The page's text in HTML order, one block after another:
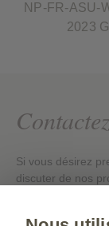
NP-FR-ASU-
2023
Si vous désirez
discuter de nos